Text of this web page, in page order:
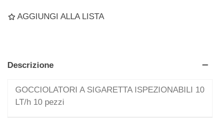
AGGIUNGI ALLA LISTA
Descrizione
GOCCIOLATORI A SIGARETTA ISPEZIONABILI 10
LT/h 10 pezzi